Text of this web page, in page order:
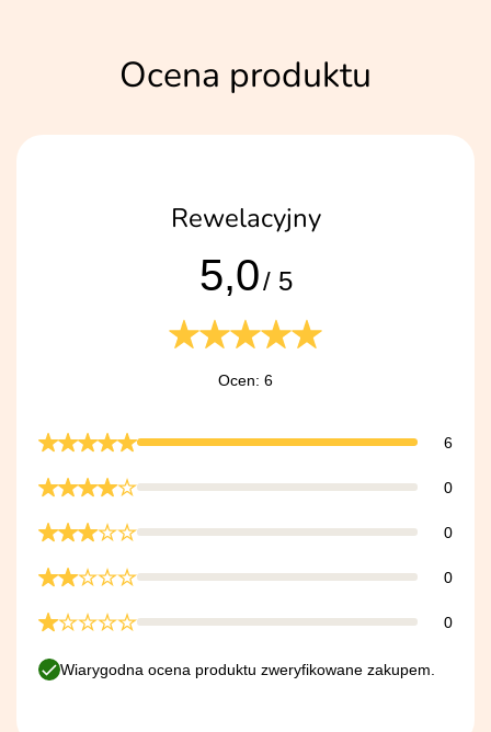
Ocena produktu
Rewelacyjny
5,0/ 5
Ocen: 6
6
0
0
0
0
Wiarygodna ocena produktu zweryfikowane zakupem.